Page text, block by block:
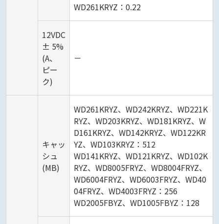
WD261KRYZ：0.22
12VDC
± 5%
(A、
ピー
ク)
－
キャッ
シュ
(MB)
WD261KRYZ、WD242KRYZ、WD221K
RYZ、WD203KRYZ、WD181KRYZ、W
D161KRYZ、WD142KRYZ、WD122KR
YZ、WD103KRYZ：512
WD141KRYZ、WD121KRYZ、WD102K
RYZ、WD8005FRYZ、WD8004FRYZ、
WD6004FRYZ、WD6003FRYZ、WD40
04FRYZ、WD4003FRYZ：256
WD2005FBYZ、WD1005FBYZ：128